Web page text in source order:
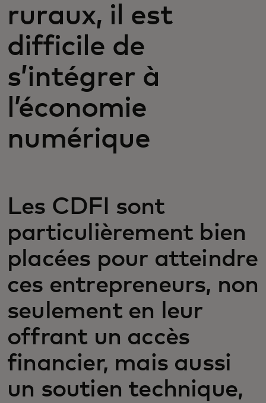
ruraux, il est
difficile de
s’intégrer à
l’économie
numérique
Les CDFI sont
particulièrement bien
placées pour atteindre
ces entrepreneurs, non
seulement en leur
offrant un accès
financier, mais aussi
un soutien technique,